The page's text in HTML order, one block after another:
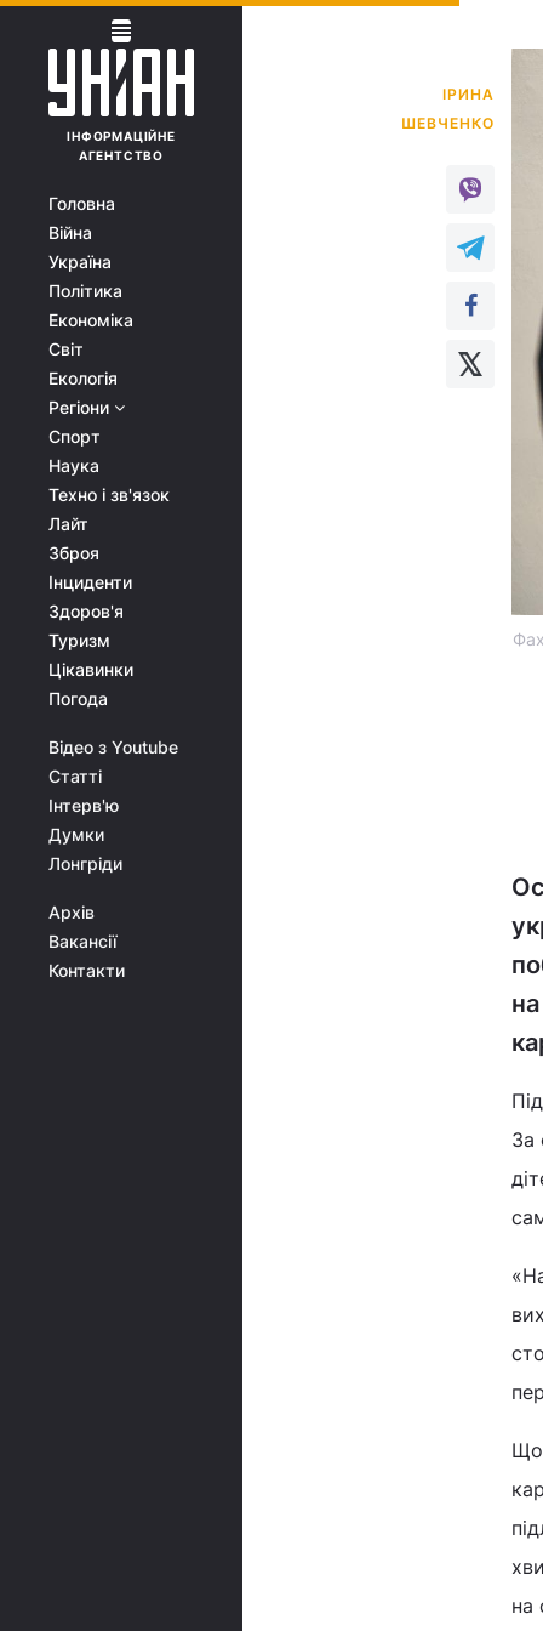
ІНФОРМАЦІЙНЕ
АГЕНТСТВО
Головна
Війна
Україна
Політика
Економіка
Світ
Екологія
Регіони
Спорт
Наука
Техно і зв'язок
Лайт
Зброя
Інциденти
Здоров'я
Туризм
Цікавинки
Погода
Відео з Youtube
Статті
Інтерв'ю
Думки
Лонгріди
Архів
Вакансії
Контакти
ІРИНА
За
на